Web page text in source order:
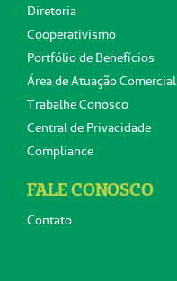
Diretoria
Cooperativismo
Portfólio de Benefícios
Área de Atuação Comercial
Trabalhe Conosco
Central de Privacidade
Compliance
FALE CONOSCO
Contato